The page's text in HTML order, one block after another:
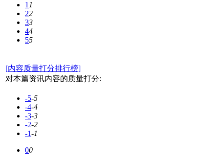
11
22
33
44
55
[内容质量打分排行榜]
对本篇资讯内容的质量打分:
-5-5
-4-4
-3-3
-2-2
-1-1
00